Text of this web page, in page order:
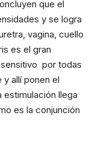
que el
y se logra
vagina, cuello
es el gran
por todas
allí ponen el
llega
es la conjunción